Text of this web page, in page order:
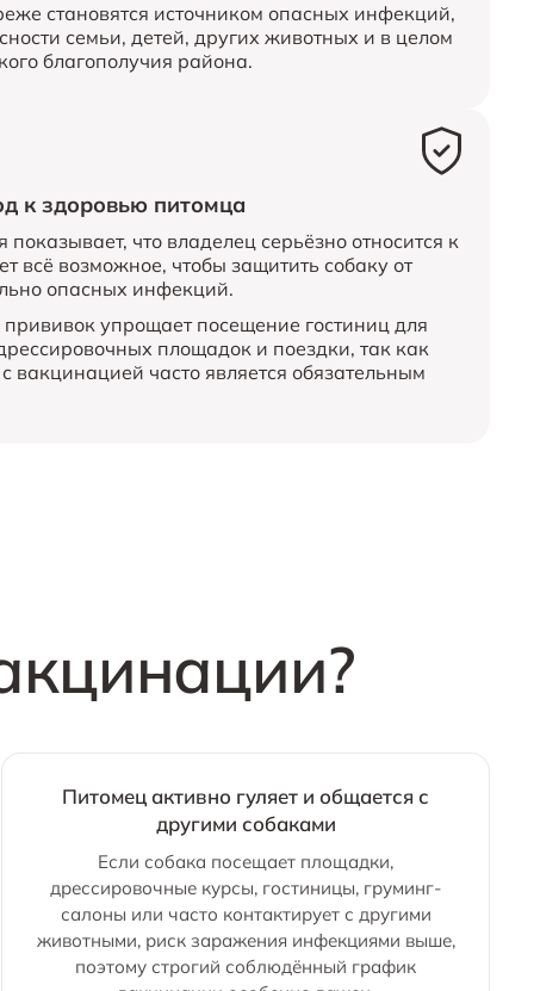
становятся источником опасных инфекций,
семьи, детей, других животных и в целом
благополучия района.
к здоровью питомца
что владелец серьёзно относится к
всё возможное, чтобы защитить собаку от
опасных инфекций.
упрощает посещение гостиниц для
площадок и поездки, так как
вакцинацией часто является обязательным
Питомец активно гуляет и общается с
другими собаками
Если собака посещает площадки,
дрессировочные курсы, гостиницы, груминг-
салоны или часто контактирует с другими
животными, риск заражения инфекциями выше,
поэтому строгий соблюдённый график